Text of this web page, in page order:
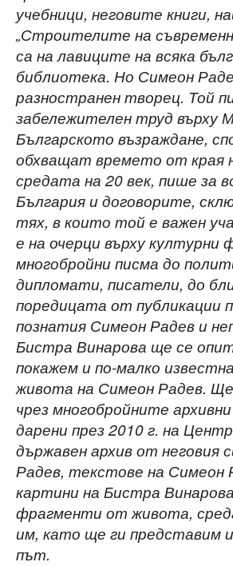
учебници, неговите книги,
„Строителите на
са на лавиците на всяка
библиотека. Но Симеон
разностранен творец. Той
забележителен труд върху
Българското възраждане,
обхващат времето от края
средата на 20 век, пише за
България и договорите,
тях, в които той е важен
е на очерци върху културни
многобройни писма до
дипломати, писатели, до
поредицата от публикации
познатия Симеон Радев и
Бистра Винарова ще се
покажем и по-малко
живота на Симеон Радев.
чрез многобройните
дарени през 2010 г. на
държавен архив от неговия
Радев, текстове на Симеон
картини на Бистра
фрагменти от живота,
им, като ще ги представим
път.